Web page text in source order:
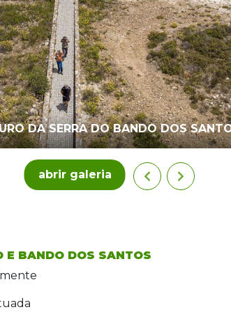
DA SERRA DO BANDO DOS
abrir galeria
E BANDO DOS SANTOS